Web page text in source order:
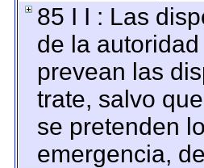
85 I I : Las
de la
prevean las
trate, salvo
se pretenden
emergencia,